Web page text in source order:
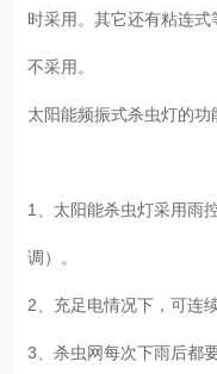
时采用。其它还有粘连
不采用。
太阳能频振式杀虫灯的功
1、太阳能杀虫灯采用雨
调）。
2、充足电情况下，可连
3、杀虫网每次下雨后都